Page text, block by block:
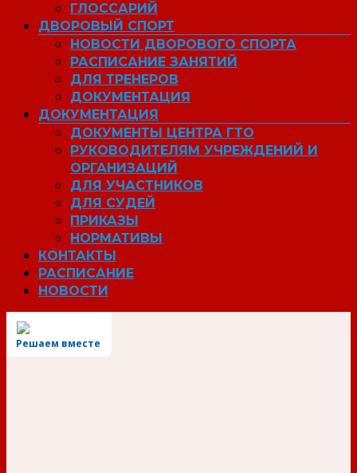
ГЛОССАРИЙ
ДВОРОВЫЙ СПОРТ
НОВОСТИ ДВОРОВОГО СПОРТА
РАСПИСАНИЕ ЗАНЯТИЙ
ДЛЯ ТРЕНЕРОВ
ДОКУМЕНТАЦИЯ
ДОКУМЕНТАЦИЯ
ДОКУМЕНТЫ ЦЕНТРА ГТО
РУКОВОДИТЕЛЯМ УЧРЕЖДЕНИЙ И
ОРГАНИЗАЦИЙ
ДЛЯ УЧАСТНИКОВ
ДЛЯ СУДЕЙ
ПРИКАЗЫ
НОРМАТИВЫ
КОНТАКТЫ
РАСПИСАНИЕ
НОВОСТИ
Решаем вместе